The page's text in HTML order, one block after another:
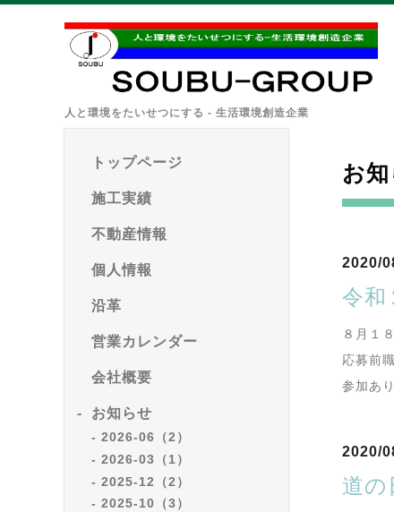
人と環境をたいせつにする - 生活環境創造企業
トップページ
施工実績
不動産情報
個人情報
沿革
営業カレンダー
会社概要
お知らせ
2026-06（2）
2026-03（1）
2025-12（2）
2025-10（3）
お
2020/
令和
８月１
応募前
参加あ
2020/
道の